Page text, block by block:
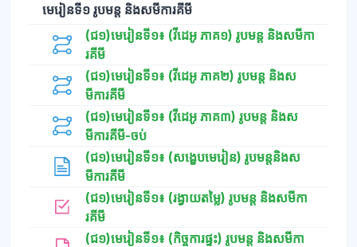
មេរៀនទី១ រូបមន្ត និងសមីការគីមី
(ជ១)មេរៀនទី១៖ (វីដេអូ ភាគ១) រូបមន្ត និងសមីកា
រគីមី
(ជ១)មេរៀនទី១៖ (វីដេអូ ភាគ២) រូបមន្ត និងស
មីការគីមី
(ជ១)មេរៀនទី១៖ (វីដេអូ ភាគ៣) រូបមន្ត និងស
មីការគីមី-ចប់
(ជ១)មេរៀនទី១៖ (សង្ខេបមេរៀន) រូបមន្តនិងស
មីការគីមីទំព័រ
(ជ១)មេរៀនទី១៖ (រង្វាយតម្លៃ) រូបមន្ត និងសមីកា
រគីមីកម្រងសំណួរ
(ជ១)មេរៀនទី១៖ (កិច្ចការផ្ទះ) រូបមន្ត និងសមីកា